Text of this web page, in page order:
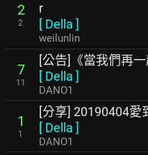
2
2
r
[ Della ]
weilunlin
7
11
[公告]《當我們再
[ Della ]
DANO1
1
1
[分享] 20190404愛
[ Della ]
DANO1